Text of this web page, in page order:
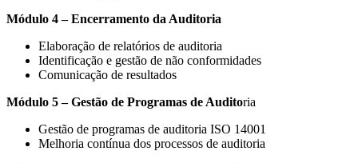
Módulo 4 – Encerramento da Auditoria
Elaboração de relatórios de auditoria
Identificação e gestão de não conformidades
Comunicação de resultados
Módulo 5 – Gestão de Programas de Auditoria
Gestão de programas de auditoria ISO 14001
Melhoria contínua dos processos de auditoria